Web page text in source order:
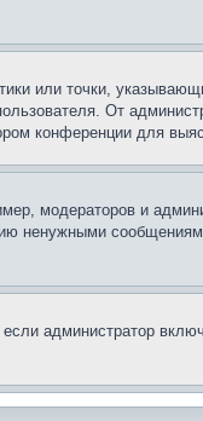
или точки,
От
конференции для
модераторов и
ненужными
администратор